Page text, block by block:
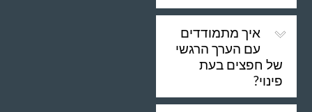
איך מתמודדים
עם הערך הרגשי
של חפצים בעת
פינוי?